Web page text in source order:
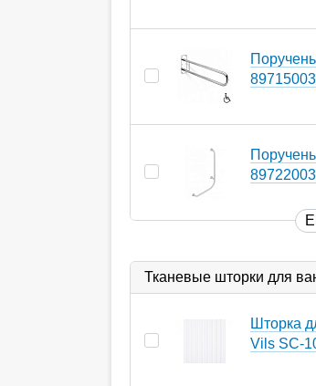
Тканевые шторки для
Шторка
Vils SC-